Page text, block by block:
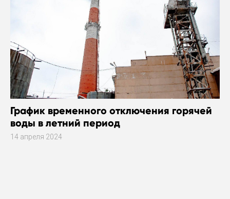
График временного отключения горячей
воды в летний период
14 апреля 2024